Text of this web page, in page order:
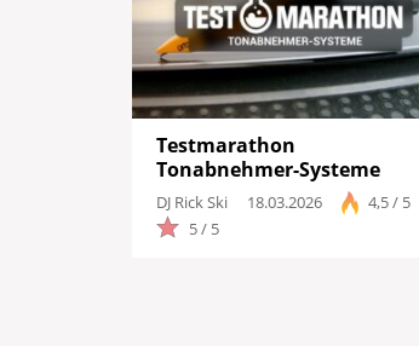
Testmarathon
Tonabnehmer-Systeme
DJ Rick Ski 18.03.2026
4,5 / 5
5 / 5